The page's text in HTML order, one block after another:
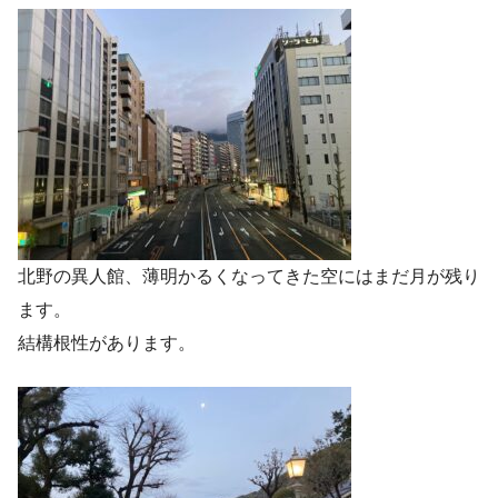
北野の異人館、薄明かるくなってきた空にはまだ月が残り
ます。
結構根性があります。